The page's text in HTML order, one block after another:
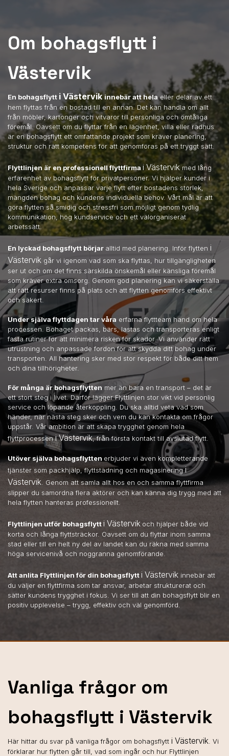
Om bohagsflytt i
Västervik
En bohagsflytt i Västervikinnebär att helaeller delar av ett
hem flyttas från en bostad till en annan. Det kan handla om allt
från möbler, kartonger och vitvaror till personliga och ömtåliga
föremål. Oavsett om du flyttar från en lägenhet, villa eller radhus
är en bohagsflytt ett omfattande projekt som kräver planering,
struktur och rätt kompetens för att genomföras på ett tryggt sätt.
Flyttlinjen är en professionell flyttfirma i Västervikmed lång
erfarenhet av bohagsflytt för privatpersoner. Vi hjälper kunder i
hela Sverige och anpassar varje flytt efter bostadens storlek,
mängden bohag och kundens individuella behov. Vårt mål är att
göra flytten så smidig och stressfri som möjligt genom tydlig
kommunikation, hög kundservice och ett välorganiserat
arbetssätt.
En lyckad bohagsflytt börjar alltid med planering. Inför flytten i
Västervik går vi igenom vad som ska flyttas, hur tillgängligheten
ser ut och om det finns särskilda önskemål eller känsliga föremål
som kräver extra omsorg. Genom god planering kan vi säkerställa
att rätt resurser finns på plats och att flytten genomförs effektivt
och säkert.
Under själva flyttdagen tar våra erfarna flyttteam hand om hela
processen. Bohaget packas, bärs, lastas och transporteras enligt
fasta rutiner för att minimera risken för skador. Vi använder rätt
utrustning och anpassade fordon för att skydda ditt bohag under
transporten. All hantering sker med stor respekt för både ditt hem
och dina tillhörigheter.
För många är bohagsflytten mer än bara en transport – det är
ett stort steg i livet. Därför lägger Flyttlinjen stor vikt vid personlig
service och löpande återkoppling. Du ska alltid veta vad som
händer, när nästa steg sker och vem du kan kontakta om frågor
uppstår. Vår ambition är att skapa trygghet genom hela
flyttprocesseni Västervik, från första kontakt till avslutad flytt.
Utöver själva bohagsflytten erbjuder vi även kompletterande
tjänster som packhjälp, flyttstädning och magasineringi
Västervik . Genom att samla allt hos en och samma flyttfirma
slipper du samordna flera aktörer och kan känna dig trygg med att
hela flytten hanteras professionellt.
Flyttlinjen utför bohagsflytti Västervik och hjälper både vid
korta och långa flyttsträckor. Oavsett om du flyttar inom samma
stad eller till en helt ny del av landet kan du räkna med samma
höga servicenivå och noggranna genomförande.
Att anlita Flyttlinjen för din bohagsflytti Västervik innebär att
du väljer en flyttfirma som tar ansvar, arbetar strukturerat och
sätter kundens trygghet i fokus. Vi ser till att din bohagsflytt blir en
positiv upplevelse – trygg, effektiv och väl genomförd.
Vanliga frågor om
bohagsflytt i Västervik
Här hittar du svar på vanliga frågor om bohagsflytt i Västervik . Vi
förklarar hur flytten går till, vad som ingår och hur Flyttlinjen